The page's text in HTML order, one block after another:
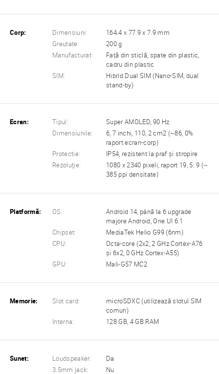
Corp: Dimensiuni:
164.4 x 77.9 x 7.9 mm
Greutate:
200 g
Manufacturat:
Față din sticlă, spate din plastic,
cadru din plastic
SIM:
Hibrid Dual SIM (Nano-SIM, dual
stand-by)
Ecran: Tipul:
Super AMOLED, 90 Hz
Dimensiunile:
6, 7 inchi, 110, 2 cm2 (~86, 0%
raport ecran-corp)
Protectie:
IP54, rezistent la praf și stropire
Rezoluţie:
1080 x 2340 pixeli, raport 19, 5: 9 (~
385 ppi densitate)
Platformă: OS:
Android 14, până la 6 upgrade
majore Android, One UI 6.1
Chipset:
MediaTek Helio G99 (6nm)
CPU:
Octa-core (2x2, 2 GHz Cortex-A76
și 6x2, 0 GHz Cortex-A55)
GPU:
Mali-G57 MC2
Memorie: Slot card:
microSDXC (utilizează slotul SIM
comun)
Interna:
128 GB, 4 GB RAM
Sunet: Loudspeaker:
Da
3.5mm jack:
Nu